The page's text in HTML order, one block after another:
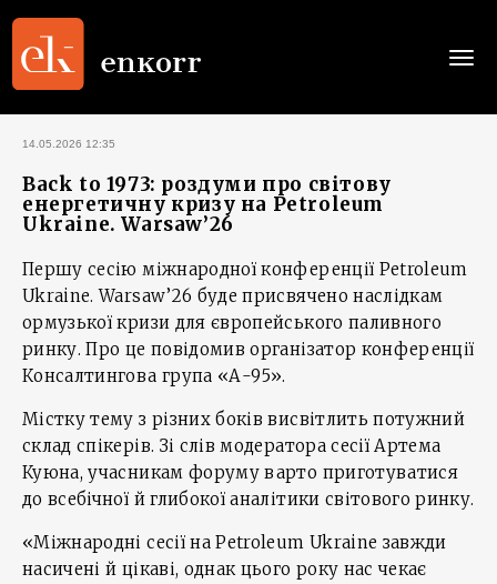
14.05.2026 12:35
Back to 1973: роздуми про світову
енергетичну кризу на Petroleum
Ukraine. Warsaw’26
Першу сесію міжнародної конференції Petroleum
Ukraine. Warsaw’26 буде присвячено наслідкам
ормузької кризи для європейського паливного
ринку. Про це повідомив організатор конференції
Консалтингова група «А-95».
Містку тему з різних боків висвітлить потужний
склад спікерів. Зі слів модератора сесії Артема
Куюна, учасникам форуму варто приготуватися
до всебічної й глибокої аналітики світового ринку.
«Міжнародні сесії на Petroleum Ukraine завжди
насичені й цікаві, однак цього року нас чекає